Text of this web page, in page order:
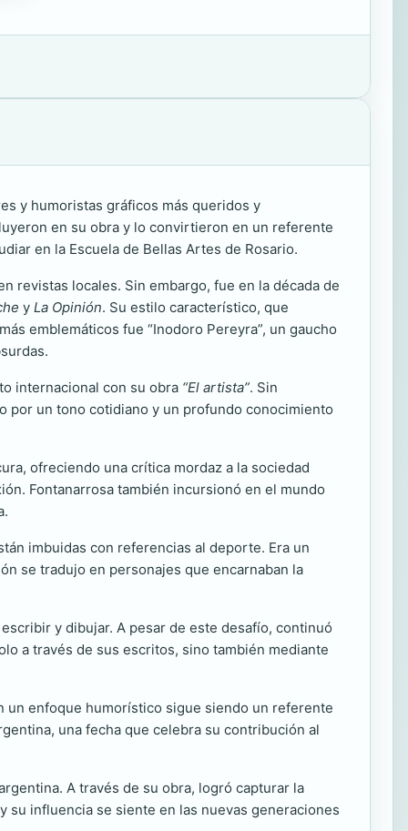
y humoristas gráficos más queridos y
en su obra y lo convirtieron en un referente
en la Escuela de Bellas Artes de Rosario.
revistas locales. Sin embargo, fue en la década de
y La Opinión. Su estilo característico, que
emblemáticos fue “Inodoro Pereyra”, un gaucho
internacional con su obra “El artista”. Sin
por un tono cotidiano y un profundo conocimiento
ofreciendo una crítica mordaz a la sociedad
Fontanarrosa también incursionó en el mundo
imbuidas con referencias al deporte. Era un
se tradujo en personajes que encarnaban la
y dibujar. A pesar de este desafío, continuó
a través de sus escritos, sino también mediante
un enfoque humorístico sigue siendo un referente
una fecha que celebra su contribución al
A través de su obra, logró capturar la
influencia se siente en las nuevas generaciones